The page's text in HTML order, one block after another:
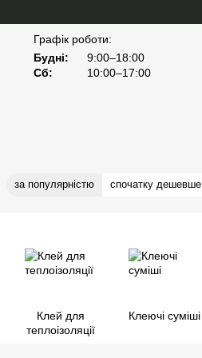
Графік роботи:
Будні:
9:00–18:00
Сб:
10:00–17:00
за популярністю спочатку дешевше
Клей для
теплоізоляції
Клеючі суміші